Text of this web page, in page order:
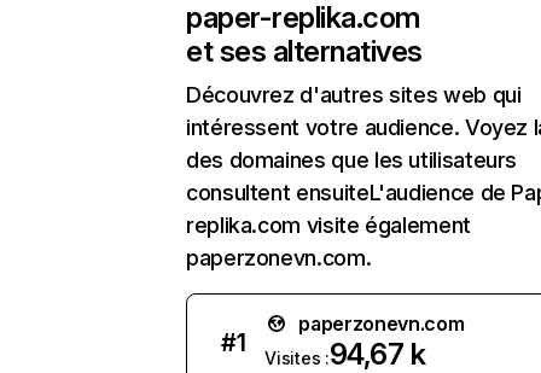
paper-replika.com
et ses alternatives
Découvrez d'autres sites web qui
intéressent votre audience. Voyez
des domaines que les utilisateurs
consultent ensuiteL'audience de
replika.com visite également
paperzonevn.com.
#1
paperzonevn.com
Visites :94,67 k